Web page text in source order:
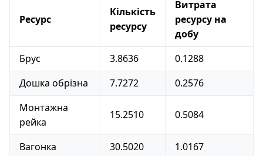
Ресурс
Кількість
ресурсу
Витрата
ресурсу на
добу
Брус
3.8636
0.1288
Дошка обрізна
7.7272
0.2576
Монтажна
рейка
15.2510 0.5084
Вагонка 30.5020
1.0167